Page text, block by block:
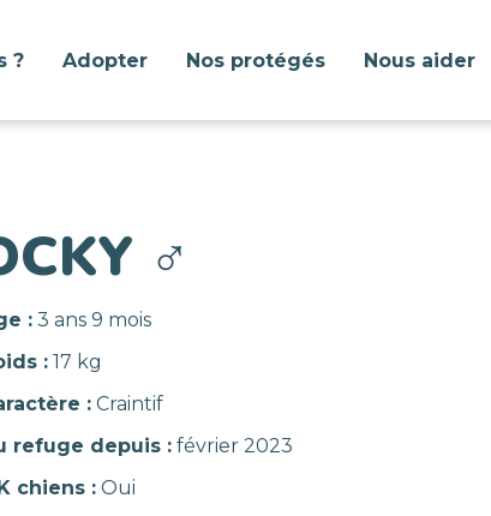
? Adopter Nos protégés Nous aider
♂️
:3 ans 9 mois
:17 kg
:Craintif
refuge depuis :février 2023
chiens :Oui